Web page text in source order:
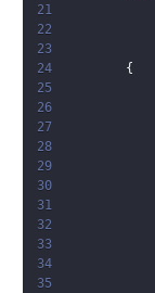
21
22
23
24
{
25
26
27
28
29
30
31
32
33
34
35